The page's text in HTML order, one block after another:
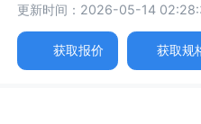
更新时间：2026-05-14
获取报价 获取规